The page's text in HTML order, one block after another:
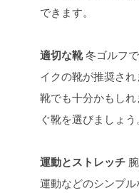
できます。
適切な靴冬ゴルフ
イクの靴が推奨さ
靴でも十分かもし
ぐ靴を選びましょう。
運動とストレッチ
運動などのシンプル